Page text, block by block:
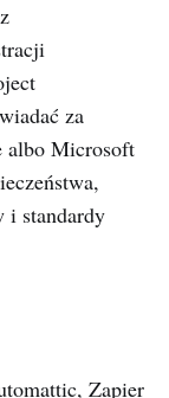
za
albo Microsoft
i standardy
Zapier